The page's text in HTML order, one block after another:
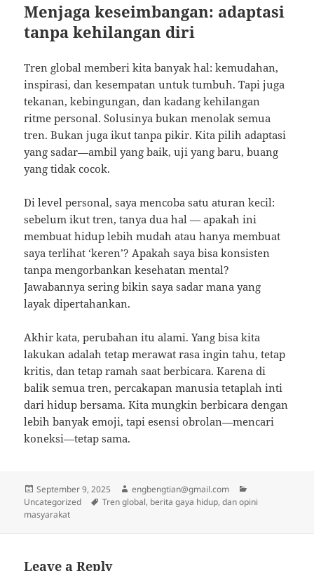
Menjaga keseimbangan: adaptasi
tanpa kehilangan diri
Tren global memberi kita banyak hal: kemudahan,
inspirasi, dan kesempatan untuk tumbuh. Tapi juga
tekanan, kebingungan, dan kadang kehilangan
ritme personal. Solusinya bukan menolak semua
tren. Bukan juga ikut tanpa pikir. Kita pilih adaptasi
yang sadar—ambil yang baik, uji yang baru, buang
yang tidak cocok.
Di level personal, saya mencoba satu aturan kecil:
sebelum ikut tren, tanya dua hal — apakah ini
membuat hidup lebih mudah atau hanya membuat
saya terlihat ‘keren’? Apakah saya bisa konsisten
tanpa mengorbankan kesehatan mental?
Jawabannya sering bikin saya sadar mana yang
layak dipertahankan.
Akhir kata, perubahan itu alami. Yang bisa kita
lakukan adalah tetap merawat rasa ingin tahu, tetap
kritis, dan tetap ramah saat berbicara. Karena di
balik semua tren, percakapan manusia tetaplah inti
dari hidup bersama. Kita mungkin berbicara dengan
lebih banyak emoji, tapi esensi obrolan—mencari
koneksi—tetap sama.
Posted
on
September 9, 2025 Author
engbengtian@gmail.com
Uncategorized
Tags
Tren global, berita gaya hidup, dan opini
masyarakat
Leave a Reply